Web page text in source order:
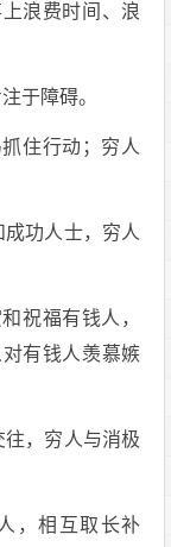
浪费时间、浪
于障碍。
住行动；穷人
功人士，穷人
祝福有钱人，
有钱人羡慕嫉
，穷人与消极
，相互取长补